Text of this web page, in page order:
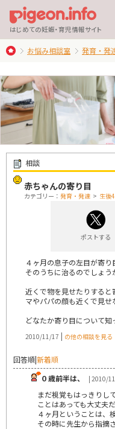
はじめての妊娠・育児情報サイト
お悩み相談室 発育・発
相談
赤ちゃんの寄り目
カテゴリー： 発育・発達 > 生後
ポストする
４ヶ月の息子の左目が寄り
そのうちに治るのでしょう
近くで物を見せたりする
マやパパの顔も近くで見
どなたか寄り目について
2010/11/17 | の他の相談を見る
回答順|新着順
０歳前半は、
| 2010/
まだ視覚もはっきりし
ことはあっても大丈夫
４ヶ月ということは、
その時に先生から指摘